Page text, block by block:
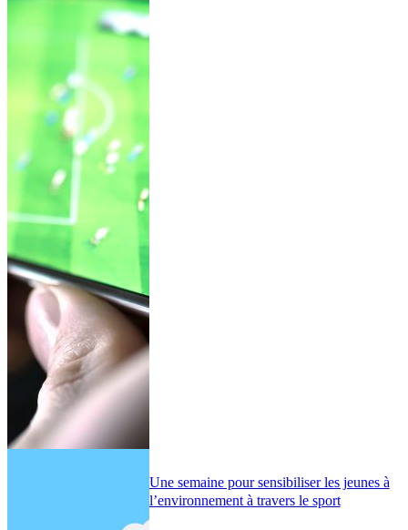
Une semaine pour sensibiliser les jeunes à
l’environnement à travers le sport